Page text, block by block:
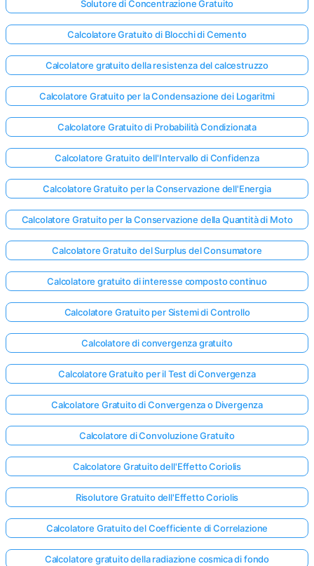
Solutore di Concentrazione Gratuito
Calcolatore Gratuito di Blocchi di Cemento
Calcolatore gratuito della resistenza del calcestruzzo
Calcolatore Gratuito per la Condensazione dei Logaritmi
Calcolatore Gratuito di Probabilità Condizionata
Calcolatore Gratuito dell'Intervallo di Confidenza
Calcolatore Gratuito per la Conservazione dell'Energia
Calcolatore Gratuito per la Conservazione della Quantità di Moto
Calcolatore Gratuito del Surplus del Consumatore
Calcolatore gratuito di interesse composto continuo
Calcolatore Gratuito per Sistemi di Controllo
Calcolatore di convergenza gratuito
Calcolatore Gratuito per il Test di Convergenza
Calcolatore Gratuito di Convergenza o Divergenza
Calcolatore di Convoluzione Gratuito
Calcolatore Gratuito dell'Effetto Coriolis
Risolutore Gratuito dell'Effetto Coriolis
Calcolatore Gratuito del Coefficiente di Correlazione
Calcolatore gratuito della radiazione cosmica di fondo